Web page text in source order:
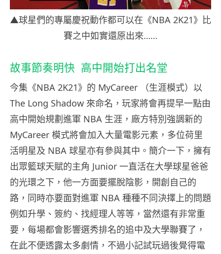
▲球星們的專屬慶祝動作都可以在 《NBA 2K21》比
賽之中如實還原出來……
故事節奏明快 高中開始打出名堂
今集《NBA 2K21》的 MyCareer （生涯模式）以
The Long Shadow 來命名，玩家將會再提早一點由
高中開始規劃進軍 NBA 生涯，廠方特別強調新的
MyCareer 模式將會加入大量電影元素，多位荷里
活明星及 NBA 球星亦有參與其中。簡介一下，擁有
出眾籃球天賦的主角 Junior 一直活在大學球星爸爸
的光環之下，他一方面要擺脫陰影，開創自己的
路，同時亦要面對進軍 NBA 種種不同決擇上的問題
例如升學、簽約、找經理人等等，當然還有非常重
要，每場都會影響選秀排名的追中及大學聯賽了，
在此不便透露太多劇情，不過小記試玩過後覺得電